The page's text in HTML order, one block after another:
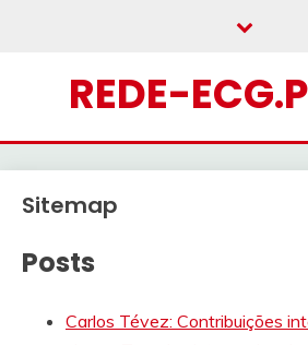
REDE-
Sitemap
Posts
Carlos Tévez: Contribuições